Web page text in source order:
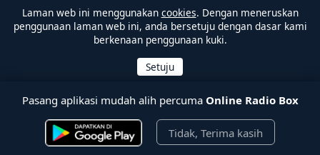
Laman web ini menggunakan cookies. Dengan meneruskan
penggunaan laman web ini, anda bersetuju dengan dasar kami
berkenaan penggunaan kuki.
Pasang aplikasi mudah alih percuma Online Radio Box
Tidak, Terima kasih